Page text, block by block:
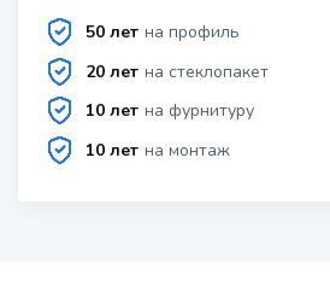
50 лет на профиль
20 лет на стеклопакет
10 лет на фурнитуру
10 лет на монтаж